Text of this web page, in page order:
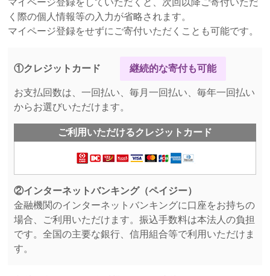
2023年6月30日
ぶどうの樹サポーターズ通信第10号を発行しました
2023年6月15日
ご案内
2023年度の募集を開始いたしました
2023年2月28日
2022年度「ぶどうの樹サポーターの集い」を開催し
ました
2023年2月14日
寄付金免税措置の手続き（確定申告）方法について
（2022年にご寄付いただいた皆さまへ）
2022年12月13日
マイページ登録をしていただくと、次回以降ご寄付いただ
く際の個人情報等の入力が省略されます。
マイページ登録をせずにご寄付いただくことも可能です。
①クレジットカード
お支払回数は、一回払い、毎月一回払い、毎年一回払い
からお選びいただけます。
ご利用いただけるクレジットカード
②インターネットバンキング（ペイジー）
金融機関のインターネットバンキングに口座をお持ちの
場合、ご利用いただけます。振込手数料は本法人の負担
です。全国の主要な銀行、信用組合等で利用いただけま
す。